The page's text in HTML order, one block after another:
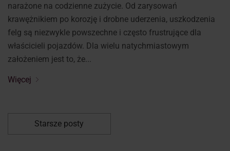
narażone na codzienne zużycie. Od zarysowań
krawężnikiem po korozję i drobne uderzenia, uszkodzenia
felg są niezwykle powszechne i często frustrujące dla
właścicieli pojazdów. Dla wielu natychmiastowym
założeniem jest to, że...
Więcej
Starsze posty